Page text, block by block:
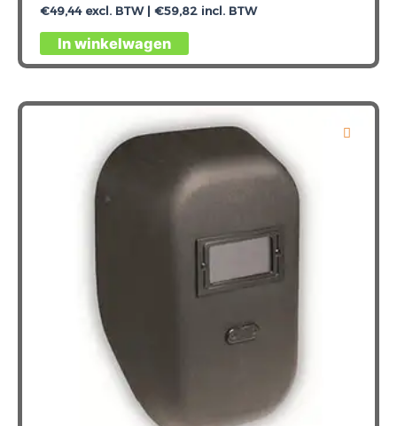
€49,44excl. BTW | €59,82incl. BTW
In winkelwagen